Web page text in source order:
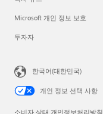
Microsoft 개인 정보 보호
투자자
한국어(대한민국)
개인 정보 선택 사항
소비자 상태 개인정보처리방침